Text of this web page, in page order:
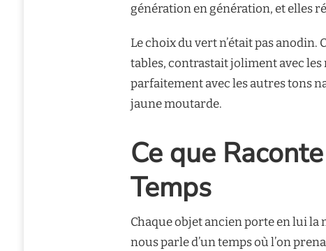
génération en génération, et elles
Le choix du vert n’était pas
tables, contrastait joliment avec
parfaitement avec les autres tons
jaune moutarde.
Ce que
Temps
Chaque objet ancien porte en lui la
nous parle d’un temps où l’on